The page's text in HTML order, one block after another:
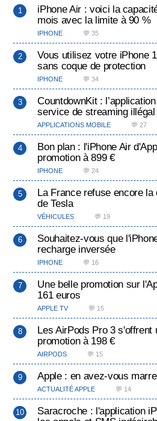
iPhone Air : voici la
mois avec la limite à 90 %
IPHONE 💬 35
Vous utilisez votre iPhone
sans coque de protection
IPHONE 💬 34
CountdownKit :
service de streaming illégal
APPLICATIONS MOBILE 💬 27
Bon plan : l'iPhone Air
promotion à 899 €
IPHONE 💬 24
La France refuse encore la
de Tesla
VÉHICULES 💬 19
Souhaitez-vous que
recharge inversée
IPHONE 💬 16
Une belle promotion sur
161 euros
APPLE TV 💬 15
Les AirPods Pro 3 s'offrent
promotion à 198 €
AIRPODS 💬 15
Apple : en avez-vous
ACTUALITÉ APPLE 💬 14
Saracroche : l'application